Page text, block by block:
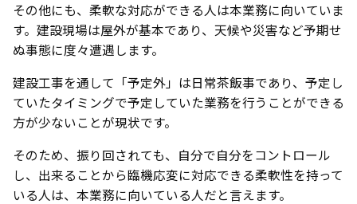
その他にも、柔軟な対応ができる人は本業務に向いていま
す。建設現場は屋外が基本であり、天候や災害など予期せ
ぬ事態に度々遭遇します。
建設工事を通して「予定外」は日常茶飯事であり、予定し
ていたタイミングで予定していた業務を行うことができる
方が少ないことが現状です。
そのため、振り回されても、自分で自分をコントロール
し、出来ることから臨機応変に対応できる柔軟性を持って
いる人は、本業務に向いている人だと言えます。